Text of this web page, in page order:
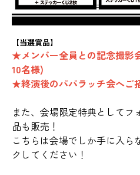
【当選賞品】
★メンバー全員との記念撮影
10名様)
★終演後のパパラッチ会へご
また、会場限定特典としてフ
品も販売！
こちらは会場でしか手に入ら
クしてください！